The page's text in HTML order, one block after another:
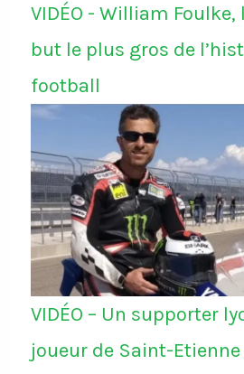
VIDÉO - William
but le plus gros de
football
VIDÉO – Un supporter
joueur de Saint-